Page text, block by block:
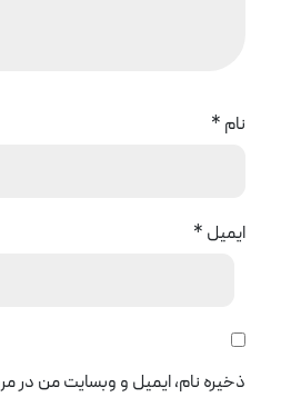
نام *
ایمیل *
ذخیره نام، ایمیل و وبسایت من در